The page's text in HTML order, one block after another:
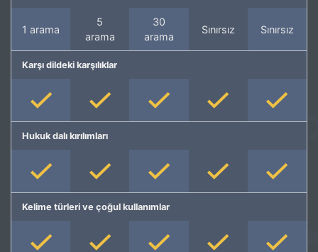
1 arama
5
arama
30
arama
Sınırsız Sınırsız
Karşı dildeki karşılıklar
Hukuk dalı kırılımları
Kelime türleri ve çoğul kullanımlar